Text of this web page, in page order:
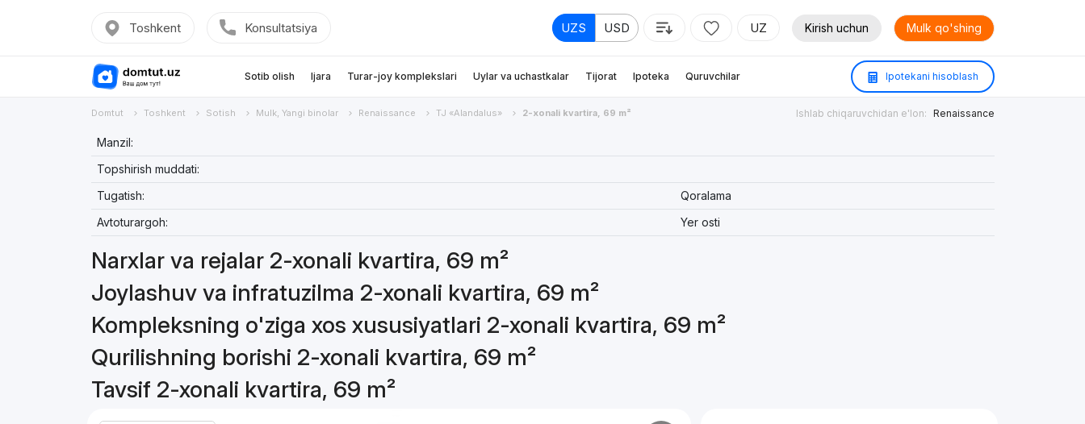
Toshkent Konsultatsiya UZS USD UZ Kirish uchun Mulk qo'shing
Sotib olish Ijara Turar-joy komplekslari Uylar va uchastkalar Tijorat Ipoteka Quruvchilar Ipotekani hisoblash
Domtut Toshkent Sotish Mulk, Yangi binolar Renaissance TJ «Alandalus» 2-xonali kvartira, 69 m² Ishlab chiqaruvchidan e'lon: Renaissance
Manzil:
Topshirish muddati:
Tugatish:
Qoralama
Avtoturargoh:
Yer osti
Narxlar va rejalar 2-xonali kvartira, 69 m²
Joylashuv va infratuzilma 2-xonali kvartira, 69 m²
Kompleksning o'ziga xos xususiyatlari 2-xonali kvartira, 69 m²
Qurilishning borishi 2-xonali kvartira, 69 m²
Tavsif 2-xonali kvartira, 69 m²